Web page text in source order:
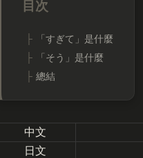
「すぎて」是什麼
「そう」是什麼
總結
中文
日文